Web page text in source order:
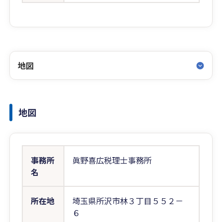
地図
地図
事務所
名
眞野喜広税理士事務所
所在地
埼玉県所沢市林３丁目５５２－
６